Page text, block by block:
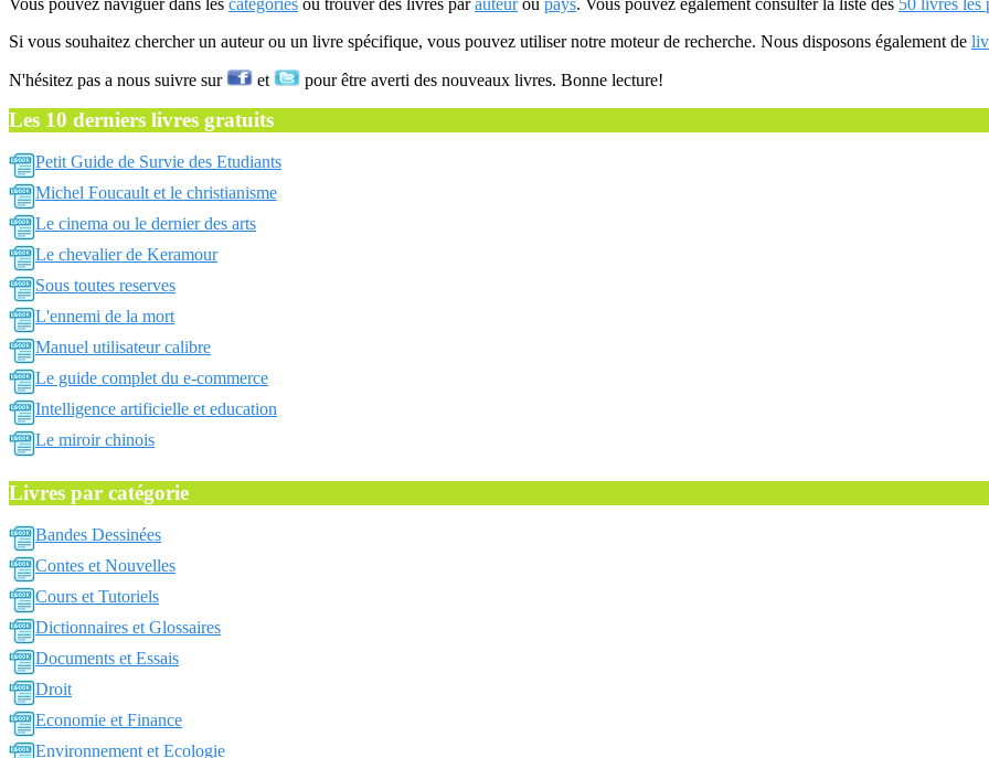
Vous pouvez naviguer dans les catégories ou trouver des livres parauteurou pays. Vous pouvez également consulter la liste des 50 livres les
Si vous souhaitez chercher un auteur ou un livre spécifique, vous pouvez utiliser notre moteur de recherche. Nous disposons également de
N'hésitez pas a nous suivre sur et pour être averti des nouveaux livres. Bonne lecture!
Les 10 derniers livres gratuits
Petit Guide de Survie des Etudiants
Michel Foucault et le christianisme
Le cinema ou le dernier des arts
Le chevalier de Keramour
Sous toutes reserves
L'ennemi de la mort
Manuel utilisateur calibre
Le guide complet du e-commerce
Intelligence artificielle et education
Le miroir chinois
Livres par catégorie
Bandes Dessinées
Contes et Nouvelles
Cours et Tutoriels
Dictionnaires et Glossaires
Documents et Essais
Droit
Economie et Finance
Environnement et Ecologie